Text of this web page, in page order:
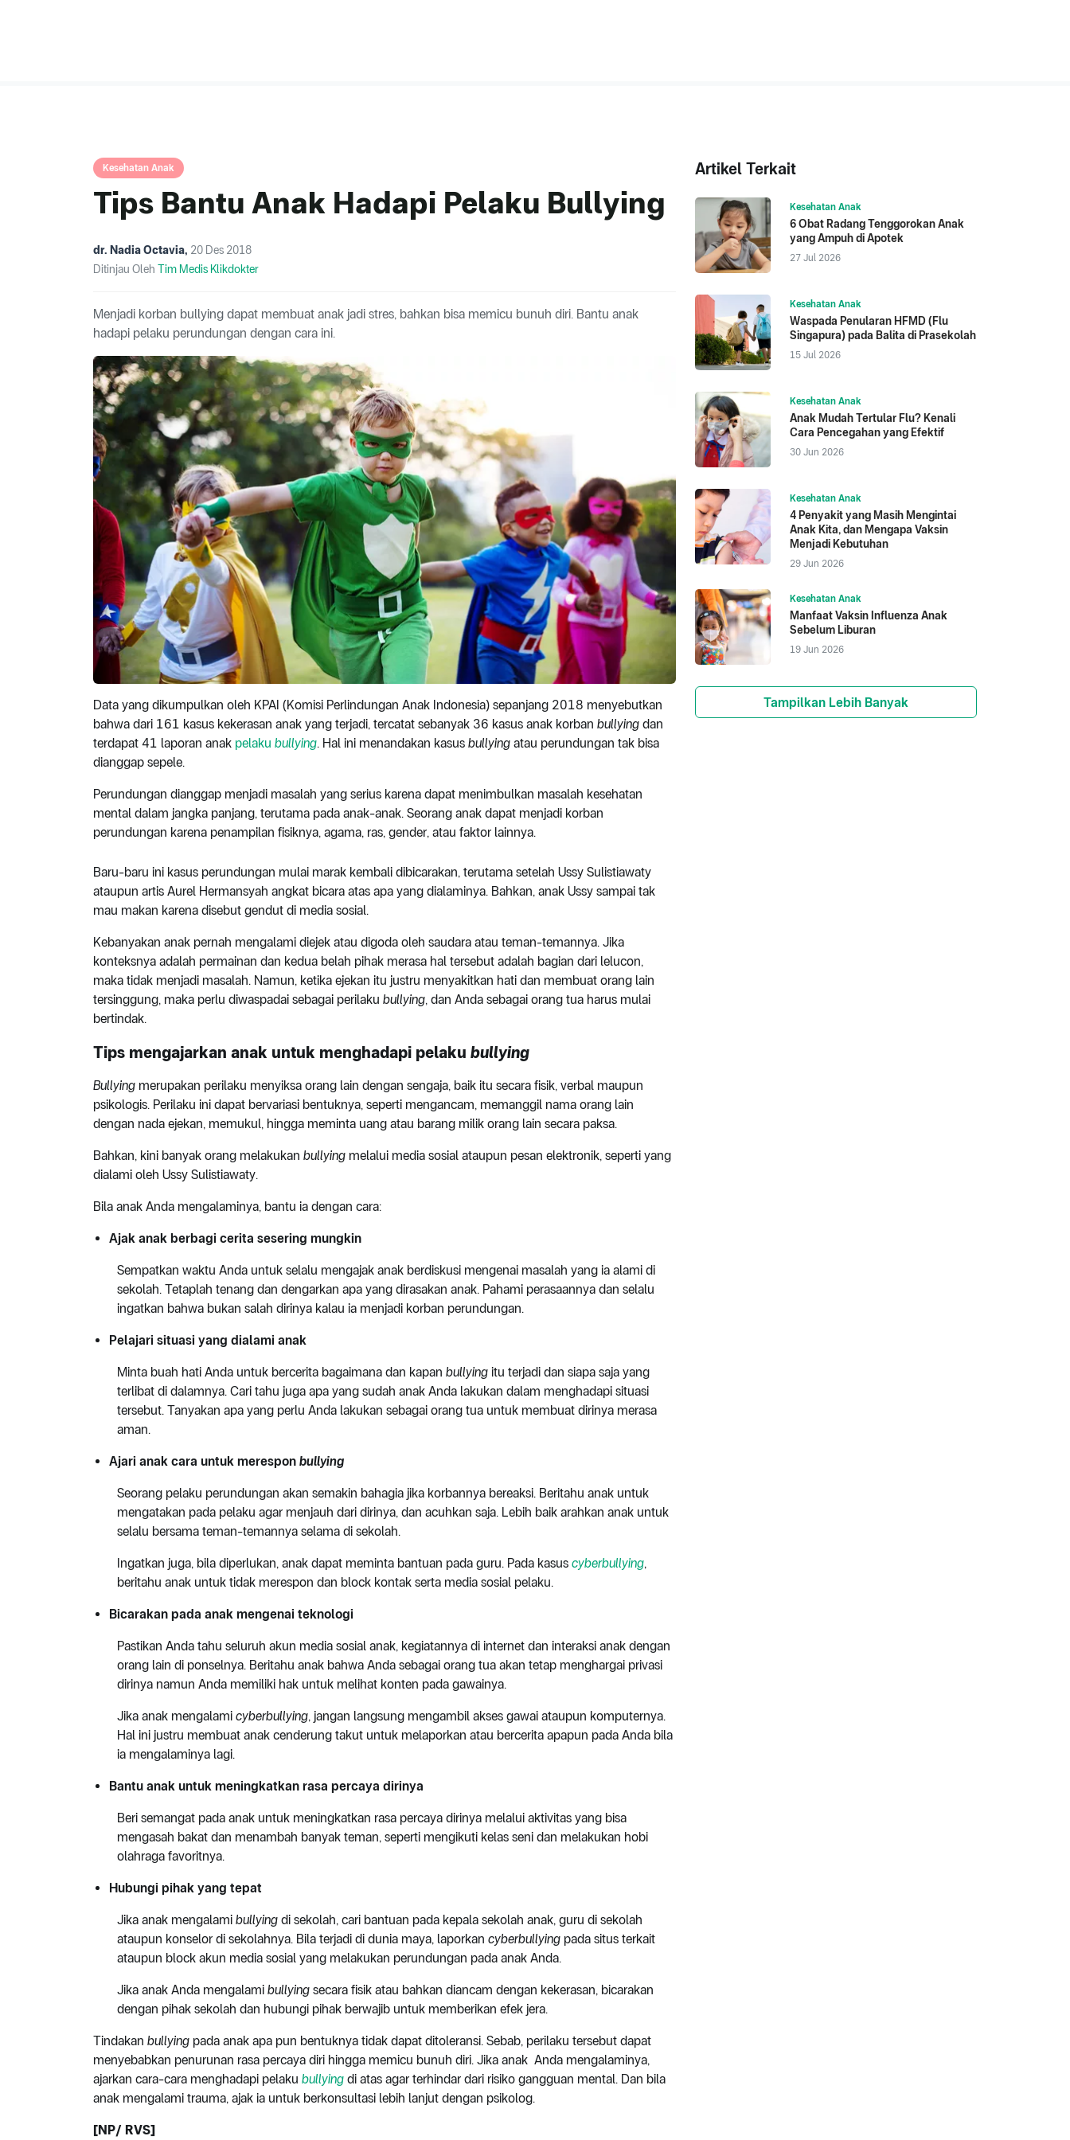
Kesehatan Anak
Tips Bantu Anak Hadapi Pelaku Bullying
dr. Nadia Octavia, 20 Des 2018
Ditinjau Oleh Tim Medis Klikdokter
Menjadi korban bullying dapat membuat anak jadi stres, bahkan bisa memicu bunuh diri. Bantu anak
hadapi pelaku perundungan dengan cara ini.
Data yang dikumpulkan oleh KPAI (Komisi Perlindungan Anak Indonesia) sepanjang 2018 menyebutkan
bahwa dari 161 kasus kekerasan anak yang terjadi, tercatat sebanyak 36 kasus anak korban bullying dan
terdapat 41 laporan anak pelaku bullying. Hal ini menandakan kasus bullying atau perundungan tak bisa
dianggap sepele.
Perundungan dianggap menjadi masalah yang serius karena dapat menimbulkan masalah kesehatan
mental dalam jangka panjang, terutama pada anak-anak. Seorang anak dapat menjadi korban
perundungan karena penampilan fisiknya, agama, ras, gender, atau faktor lainnya.
Baru-baru ini kasus perundungan mulai marak kembali dibicarakan, terutama setelah Ussy Sulistiawaty
ataupun artis Aurel Hermansyah angkat bicara atas apa yang dialaminya. Bahkan, anak Ussy sampai tak
mau makan karena disebut gendut di media sosial.
Kebanyakan anak pernah mengalami diejek atau digoda oleh saudara atau teman-temannya. Jika
konteksnya adalah permainan dan kedua belah pihak merasa hal tersebut adalah bagian dari lelucon,
maka tidak menjadi masalah. Namun, ketika ejekan itu justru menyakitkan hati dan membuat orang lain
tersinggung, maka perlu diwaspadai sebagai perilaku bullying, dan Anda sebagai orang tua harus mulai
bertindak.
Tips mengajarkan anak untuk menghadapi pelaku bullying
Bullying merupakan perilaku menyiksa orang lain dengan sengaja, baik itu secara fisik, verbal maupun
psikologis. Perilaku ini dapat bervariasi bentuknya, seperti mengancam, memanggil nama orang lain
dengan nada ejekan, memukul, hingga meminta uang atau barang milik orang lain secara paksa.
Bahkan, kini banyak orang melakukan bullying melalui media sosial ataupun pesan elektronik, seperti yang
dialami oleh Ussy Sulistiawaty.
Bila anak Anda mengalaminya, bantu ia dengan cara:
Ajak anak berbagi cerita sesering mungkin
Sempatkan waktu Anda untuk selalu mengajak anak berdiskusi mengenai masalah yang ia alami di
sekolah. Tetaplah tenang dan dengarkan apa yang dirasakan anak. Pahami perasaannya dan selalu
ingatkan bahwa bukan salah dirinya kalau ia menjadi korban perundungan.
Pelajari situasi yang dialami anak
Minta buah hati Anda untuk bercerita bagaimana dan kapan bullying itu terjadi dan siapa saja yang
terlibat di dalamnya. Cari tahu juga apa yang sudah anak Anda lakukan dalam menghadapi situasi
tersebut. Tanyakan apa yang perlu Anda lakukan sebagai orang tua untuk membuat dirinya merasa
aman.
Ajari anak cara untuk merespon bullying
Seorang pelaku perundungan akan semakin bahagia jika korbannya bereaksi. Beritahu anak untuk
mengatakan pada pelaku agar menjauh dari dirinya, dan acuhkan saja. Lebih baik arahkan anak untuk
selalu bersama teman-temannya selama di sekolah.
Ingatkan juga, bila diperlukan, anak dapat meminta bantuan pada guru. Pada kasus cyberbullying,
beritahu anak untuk tidak merespon dan block kontak serta media sosial pelaku.
Bicarakan pada anak mengenai teknologi
Pastikan Anda tahu seluruh akun media sosial anak, kegiatannya di internet dan interaksi anak dengan
orang lain di ponselnya. Beritahu anak bahwa Anda sebagai orang tua akan tetap menghargai privasi
dirinya namun Anda memiliki hak untuk melihat konten pada gawainya.
Jika anak mengalami cyberbullying, jangan langsung mengambil akses gawai ataupun komputernya.
Hal ini justru membuat anak cenderung takut untuk melaporkan atau bercerita apapun pada Anda bila
ia mengalaminya lagi.
Bantu anak untuk meningkatkan rasa percaya dirinya
Beri semangat pada anak untuk meningkatkan rasa percaya dirinya melalui aktivitas yang bisa
mengasah bakat dan menambah banyak teman, seperti mengikuti kelas seni dan melakukan hobi
olahraga favoritnya.
Hubungi pihak yang tepat
Jika anak mengalami bullying di sekolah, cari bantuan pada kepala sekolah anak, guru di sekolah
ataupun konselor di sekolahnya. Bila terjadi di dunia maya, laporkan cyberbullying pada situs terkait
ataupun block akun media sosial yang melakukan perundungan pada anak Anda.
Jika anak Anda mengalami bullying secara fisik atau bahkan diancam dengan kekerasan, bicarakan
dengan pihak sekolah dan hubungi pihak berwajib untuk memberikan efek jera.
Tindakan bullying pada anak apa pun bentuknya tidak dapat ditoleransi. Sebab, perilaku tersebut dapat
menyebabkan penurunan rasa percaya diri hingga memicu bunuh diri. Jika anak Anda mengalaminya,
ajarkan cara-cara menghadapi pelaku bullying di atas agar terhindar dari risiko gangguan mental. Dan bila
anak mengalami trauma, ajak ia untuk berkonsultasi lebih lanjut dengan psikolog.
[NP/ RVS]
Artikel Terkait
Kesehatan Anak
6 Obat Radang Tenggorokan Anak
yang Ampuh di Apotek
27 Jul 2026
Kesehatan Anak
Waspada Penularan HFMD (Flu
Singapura) pada Balita di Prasekolah
15 Jul 2026
Kesehatan Anak
Anak Mudah Tertular Flu? Kenali
Cara Pencegahan yang Efektif
30 Jun 2026
Kesehatan Anak
4 Penyakit yang Masih Mengintai
Anak Kita, dan Mengapa Vaksin
Menjadi Kebutuhan
29 Jun 2026
Kesehatan Anak
Manfaat Vaksin Influenza Anak
Sebelum Liburan
19 Jun 2026
Tampilkan Lebih Banyak